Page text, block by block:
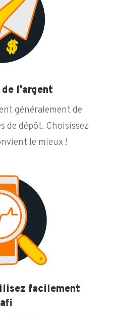
de l'argent
généralement de
de dépôt. Choisissez
le mieux !
facilement